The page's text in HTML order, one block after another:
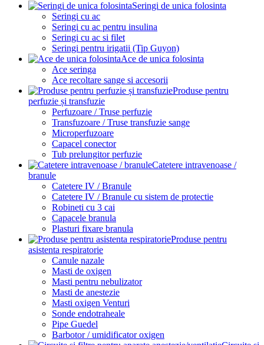
Seringi de unica folosinta
Seringi cu ac
Seringi cu ac pentru insulina
Seringi cu ac si filet
Seringi pentru irigatii (Tip Guyon)
Ace de unica folosinta
Ace seringa
Ace recoltare sange si accesorii
Produse pentru
perfuzie și transfuzie
Perfuzoare / Truse perfuzie
Transfuzoare / Truse transfuzie sange
Microperfuzoare
Capacel conector
Tub prelungitor perfuzie
Catetere intravenoase /
branule
Catetere IV / Branule
Catetere IV / Branule cu sistem de protectie
Robineti cu 3 cai
Capacele branula
Plasturi fixare branula
Produse pentru
asistenta respiratorie
Canule nazale
Masti de oxigen
Masti pentru nebulizator
Masti de anestezie
Masti oxigen Venturi
Sonde endotraheale
Pipe Guedel
Barbotor / umidificator oxigen